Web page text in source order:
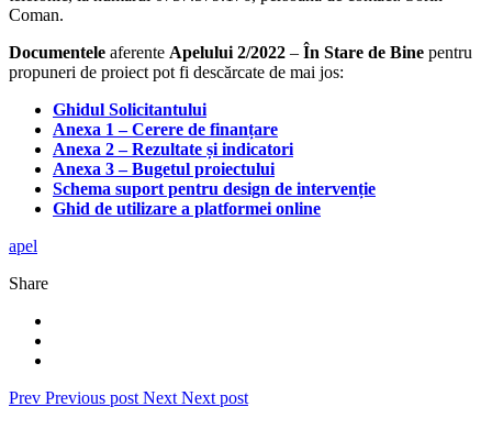
Coman.
Documentele aferente Apelului 2/2022 – În Stare de Bine pentru
propuneri de proiect pot fi descărcate de mai jos:
Ghidul Solicitantului
Anexa 1 – Cerere de finanțare
Anexa 2 – Rezultate și indicatori
Anexa 3 – Bugetul proiectului
Schema suport pentru design de intervenție
Ghid de utilizare a platformei online
apel
Share
Prev Previous post Next Next post